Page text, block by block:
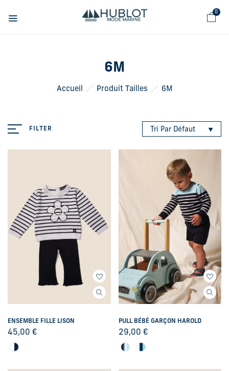
0
6M
Accueil Produit Tailles 6M
FILTER Tri Par Défaut
ENSEMBLE FILLE LISON
45,00 €
PULL BÉBÉ GARÇON HAROLD
29,00 €
Panneau de gestion des cookies